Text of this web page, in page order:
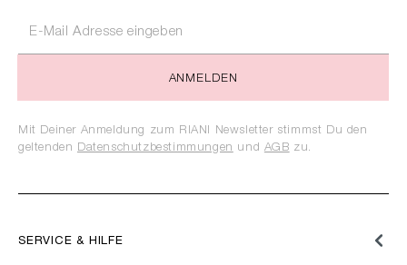
SERVICE & HILFE
ANMELDEN
Mit Deiner Anmeldung zum RIANI Newsletter stimmst Du den
geltenden Datenschutzbestimmungen und AGB zu.